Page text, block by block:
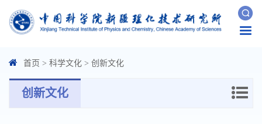
首页 > 科学文化 > 创新文化
创新文化